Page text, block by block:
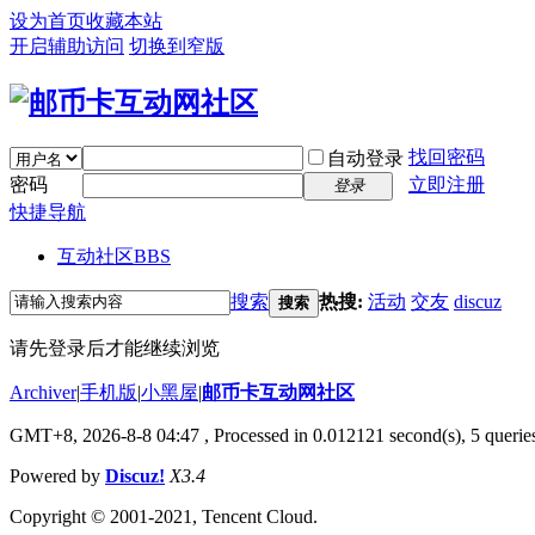
设为首页收藏本站
开启辅助访问 切换到窄版
自动登录 找回密码
密码
登录
立即注册
快捷导航
互动社区BBS
搜索 搜索 热搜: 活动 交友 discuz
请先登录后才能继续浏览
Archiver|手机版|小黑屋|邮币卡互动网社区
GMT+8, 2026-8-8 04:47 , Processed in 0.012121 second(s), 5
Powered by Discuz! X3.4
Copyright © 2001-2021, Tencent Cloud.